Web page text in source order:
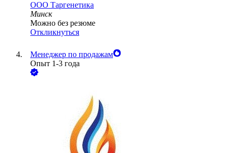
ООО Таргенетика
Минск
Можно без резюме
Откликнуться
Менеджер по продажам
Опыт 1-3 года